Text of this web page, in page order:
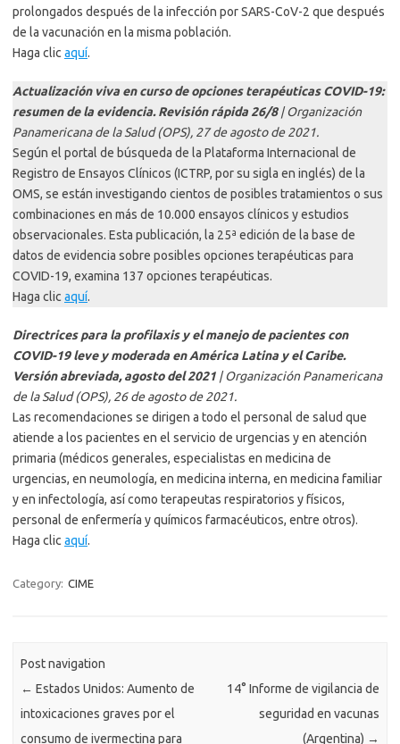
prolongados después de la infección por SARS-CoV-2 que después
de la vacunación en la misma población.
Haga clicaquí.
Actualización viva en curso de opciones terapéuticas COVID-19:
resumen de la evidencia. Revisión rápida 26/8| Organización
Panamericana de la Salud (OPS), 27 de agosto de 2021.
Según el portal de búsqueda de la Plataforma Internacional de
Registro de Ensayos Clínicos (ICTRP, por su sigla en inglés) de la
OMS, se están investigando cientos de posibles tratamientos o sus
combinaciones en más de 10.000 ensayos clínicos y estudios
observacionales. Esta publicación, la 25ª edición de la base de
datos de evidencia sobre posibles opciones terapéuticas para
COVID-19, examina 137 opciones terapéuticas.
Haga clic aquí.
Directrices para la profilaxis y el manejo de pacientes con
COVID-19 leve y moderada en América Latina y el Caribe.
Versión abreviada, agosto del 2021 | Organización Panamericana
de la Salud (OPS), 26 de agosto de 2021.
Las recomendaciones se dirigen a todo el personal de salud que
atiende a los pacientes en el servicio de urgencias y en atención
primaria (médicos generales, especialistas en medicina de
urgencias, en neumología, en medicina interna, en medicina familiar
y en infectología, así como terapeutas respiratorios y físicos,
personal de enfermería y químicos farmacéuticos, entre otros).
Haga clicaquí.
Category: CIME
Post navigation
← Estados Unidos: Aumento de
intoxicaciones graves por el
consumo de ivermectina para
14° Informe de vigilancia de
seguridad en vacunas
(Argentina) →